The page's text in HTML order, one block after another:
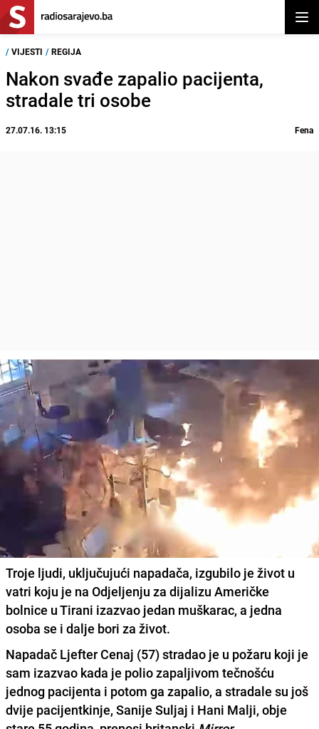
/ VIJESTI / REGIJA
Nakon svađe zapalio pacijenta,
stradale tri osobe
27.07.16. 13:15 Fena
Troje ljudi, uključujući napadača, izgubilo je život u
vatri koju je na Odjeljenju za dijalizu Američke
bolnice u Tirani izazvao jedan muškarac, a jedna
osoba se i dalje bori za život.
Napadač Ljefter Cenaj (57) stradao je u požaru koji je
sam izazvao kada je polio zapaljivom tečnošću
jednog pacijenta i potom ga zapalio, a stradale su još
dvije pacijentkinje, Sanije Suljaj i Hani Malji, obje